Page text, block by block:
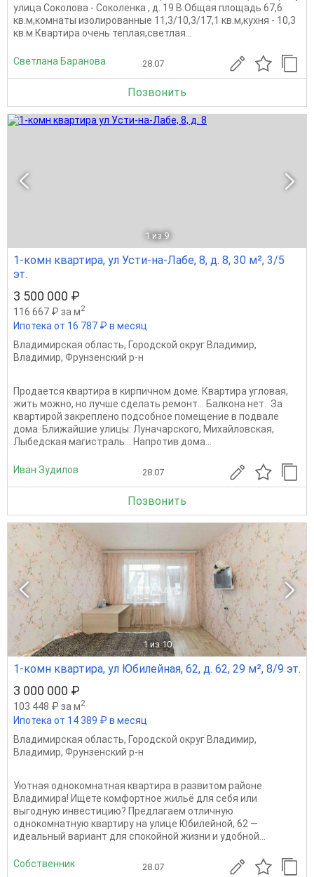
улица Соколова - Соколёнка , д. 19 В.Общая площадь 67,6
кв.м,комнаты изолированные 11,3/10,3/17,1 кв.м,кухня - 10,3
кв.м.Квартира очень теплая,светлая...
Светлана Баранова 28.07
Позвонить
1 из 9
1-комн квартира, ул Усти-на-Лабе, 8, д. 8, 30 м², 3/5
эт.
3 500 000 ₽
116 667 ₽ за м2
Ипотека от 16 787 ₽ в месяц
Владимирская область, Городской округ Владимир,
Владимир, Фрунзенский р-н
Продается квартира в кирпичном доме. Квартира угловая,
жить можно, но лучше сделать ремонт... Балкона нет. За
квартирой закреплено подсобное помещение в подвале
дома. Ближайшие улицы: Луначарского, Михайловская,
Лыбедская магистраль... Напротив дома...
Иван Зудилов 28.07
Позвонить
1 из 10
1-комн квартира, ул Юбилейная, 62, д. 62, 29 м², 8/9 эт.
3 000 000 ₽
103 448 ₽ за м2
Ипотека от 14 389 ₽ в месяц
Владимирская область, Городской округ Владимир,
Владимир, Фрунзенский р-н
Уютная однокомнатная квартира в развитом районе
Владимира! Ищете комфортное жильё для себя или
выгодную инвестицию? Предлагаем отличную
однокомнатную квартиру на улице Юбилейной, 62 —
идеальный вариант для спокойной жизни и удобной...
Собственник 28.07